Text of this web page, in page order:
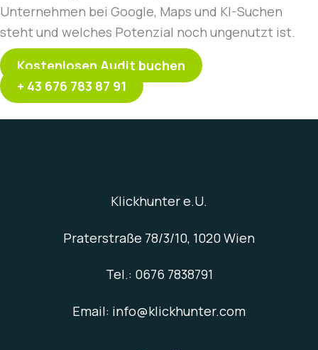
Unternehmen bei Google, Maps und KI-Suchen
steht und welches Potenzial noch ungenutzt ist.
Kostenlosen Audit buchen
+ 43 676 783 87 91
Klickhunter e.U.
Praterstraße 78/3/10, 1020 Wien
Tel.: 0676 7838791
Email: info@klickhunter.com